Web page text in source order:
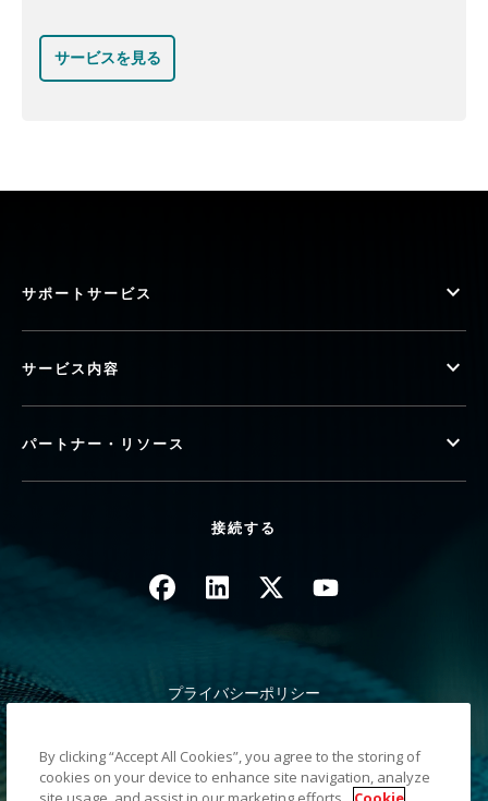
サービスを見る
サポートサービス
サービス内容
パートナー・リソース
接続する
画像 画像 画像 画像
プライバシーポリシー
個人情報を共有しない
By clicking “Accept All Cookies”, you agree to the storing of
cookies on your device to enhance site navigation, analyze